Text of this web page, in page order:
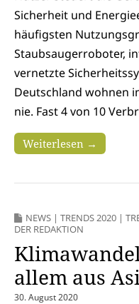
Sicherheit und
häufigsten
Staubsaugerroboter,
vernetzte
Deutschland wohnen
nie. Fast 4 von 10
Weiterlesen →
NEWS | TRENDS 2020 |
DER REDAKTION
allem aus
30. August 2020